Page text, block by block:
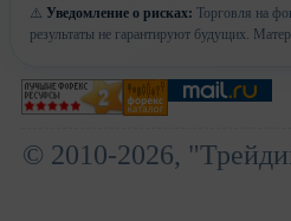
⚠️ Уведомление о рисках: Торговля на
результаты не гарантируют будущих.
© 2010-2026,